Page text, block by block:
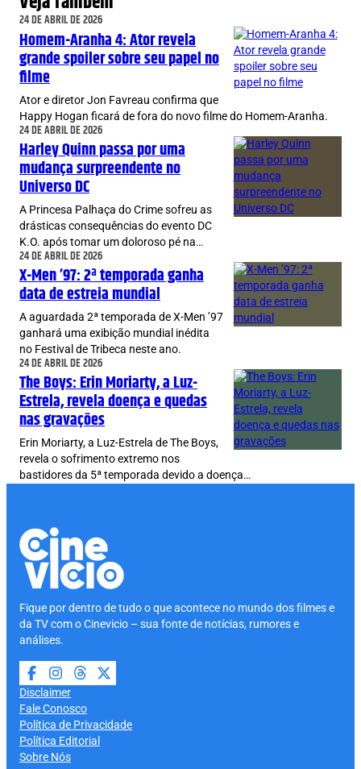
24 DE ABRIL DE 2026
Homem-Aranha 4: Ator revela
grande spoiler sobre seu papel no
filme
Ator e diretor Jon Favreau confirma que
Happy Hogan ficará de fora do novo filme do Homem-Aranha.
24 DE ABRIL DE 2026
Harley Quinn passa por uma
mudança surpreendente no
Universo DC
A Princesa Palhaça do Crime sofreu as
drásticas consequências do evento DC
K.O. após tomar um doloroso pé na…
24 DE ABRIL DE 2026
X-Men ’97: 2ª temporada ganha
data de estreia mundial
A aguardada 2ª temporada de X-Men ’97
ganhará uma exibição mundial inédita
no Festival de Tribeca neste ano.
24 DE ABRIL DE 2026
The Boys: Erin Moriarty, a Luz-
Estrela, revela doença e quedas
nas gravações
Erin Moriarty, a Luz-Estrela de The Boys,
revela o sofrimento extremo nos
bastidores da 5ª temporada devido a doença…
Fique por dentro de tudo o que acontece no mundo dos filmes e
da TV com o Cinevicio – sua fonte de notícias, rumores e
análises.
Disclaimer
Fale Conosco
Política de Privacidade
Política Editorial
Sobre Nós